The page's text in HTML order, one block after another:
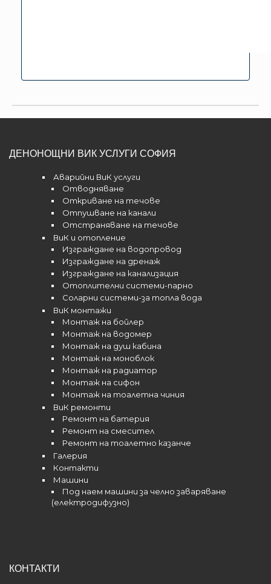
ДЕНОНОЩНИ ВИК УСЛУГИ СОФИЯ
Аварийни ВиК услуги
Отводняване
Откриване на течове
Отпушване на канали
Отстраняване на течове
ВиК и отопление
Изграждане на водопровод
Изграждане на дренаж
Изграждане на канализация
Отоплителни системи-парно
Соларни системи-за топла вода
ВиК монтажи
Монтаж на бойлер
Монтаж на водомер
Монтаж на душ кабина
Монтаж на моноблок
Монтаж на радиатор
Монтаж на сифон
Монтаж на тоалетна чиния
ВиК ремонти
Ремонт на батерия
Ремонт на смесител
Ремонт на тоалетно казанче
Галерия
Контакти
Машини
Под наем машини за челно заваряване
(електродифузно)
КОНТАКТИ